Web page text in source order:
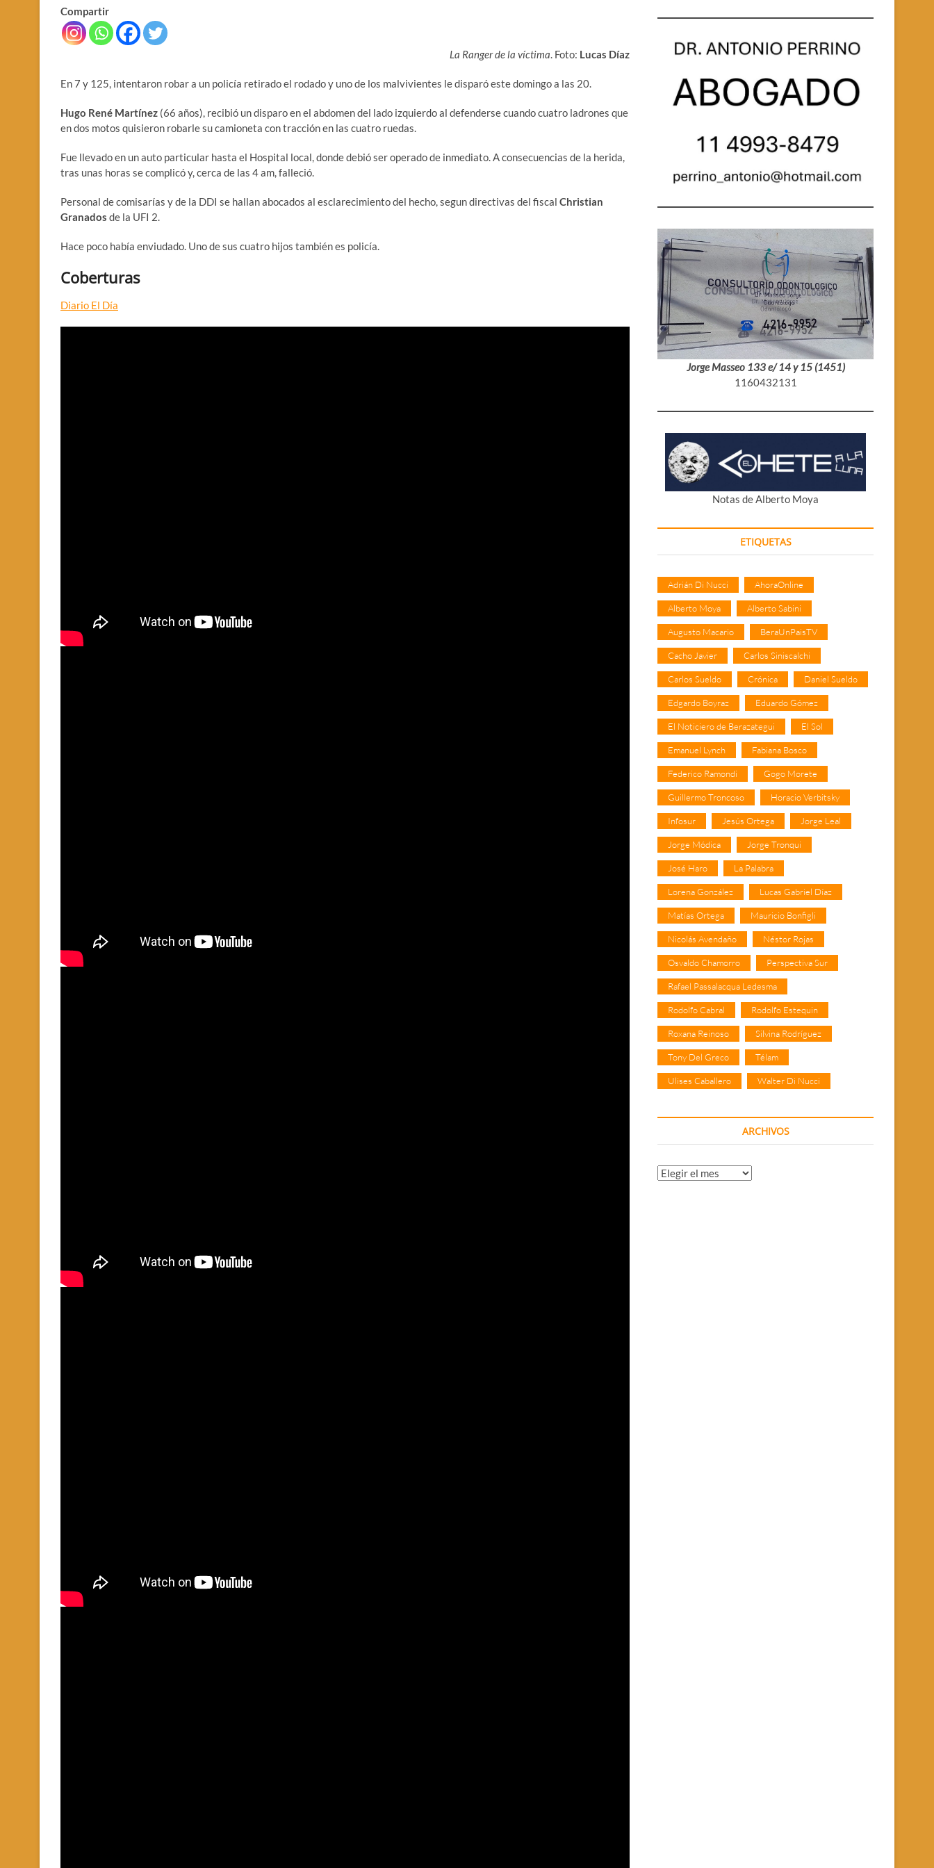
Compartir
La Ranger de la víctima. Foto: Lucas Díaz
En 7 y 125, intentaron robar a un policía retirado el rodado y uno de los malvivientes le disparó este domingo a las 20.
Hugo René Martínez (66 años), recibió un disparo en el abdomen del lado izquierdo al defenderse cuando cuatro ladrones que
en dos motos quisieron robarle su camioneta con tracción en las cuatro ruedas.
Fue llevado en un auto particular hasta el Hospital local, donde debió ser operado de inmediato. A consecuencias de la herida,
tras unas horas se complicó y, cerca de las 4 am, falleció.
Personal de comisarías y de la DDI se hallan abocados al esclarecimiento del hecho, segun directivas del fiscal Christian
Granados de la UFI 2.
Hace poco había enviudado. Uno de sus cuatro hijos también es policía.
Coberturas
Diario El Día
Jorge Masseo 133 e/ 14 y 15 (1451)
1160432131
Notas de Alberto Moya
ETIQUETAS
Adrián Di Nucci AhoraOnline
Alberto Moya Alberto Sabini
Augusto Macario BeraUnPaisTV
Cacho Javier Carlos Siniscalchi
Carlos Sueldo Crónica Daniel Sueldo
Edgardo Boyraz Eduardo Gómez
El Noticiero de Berazategui El Sol
Emanuel Lynch Fabiana Bosco
Federico Ramondi Gogo Morete
Guillermo Troncoso Horacio Verbitsky
Infosur Jesús Ortega Jorge Leal
Jorge Módica Jorge Tronqui
José Haro La Palabra
Lorena González Lucas Gabriel Díaz
Matías Ortega Mauricio Bonfigli
Nicolás Avendaño Néstor Rojas
Osvaldo Chamorro Perspectiva Sur
Rafael Passalacqua Ledesma
Rodolfo Cabral Rodolfo Estequin
Roxana Reinoso Silvina Rodríguez
Tony Del Greco Télam
Ulises Caballero Walter Di Nucci
ARCHIVOS
Archivos